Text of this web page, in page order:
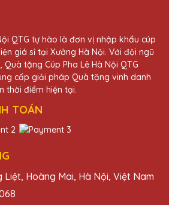
dạng và đẹp mắt, luôn mang
lòng cho khách hàng.
chuyên nghiệp và sự chuyên
QTG tự hào là đơn vị nhập khẩu cúp
giá sỉ tại Xưởng Hà Nội. Với đội ngũ
tặng Cúp Pha Lê Hà Nội QTG
cấp giải pháp Quà tặng vinh danh
thời điểm hiện tại.
TOÁN
Liệt, Hoàng Mai, Hà Nội, Việt Nam